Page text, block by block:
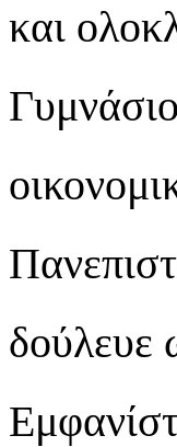
και
δούλευε